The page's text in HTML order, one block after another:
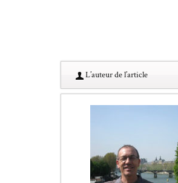
L’au­teur de l’article